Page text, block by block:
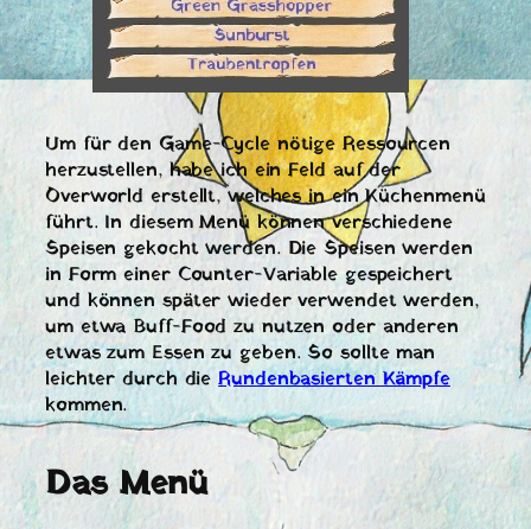
Um für den Game-Cycle nötige Ressourcen
herzustellen, habe ich ein Feld auf der
Overworld erstellt, welches in ein Küchenmenü
führt. In diesem Menü können verschiedene
Speisen gekocht werden. Die Speisen werden
in Form einer Counter-Variable gespeichert
und können später wieder verwendet werden,
um etwa Buff-Food zu nutzen oder anderen
etwas zum Essen zu geben. So sollte man
leichter durch dieRundenbasierten Kämpfe
kommen.
Das Menü